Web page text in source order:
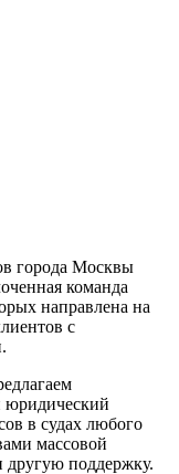
города Москвы
команда
направлена на
с
юридический
в судах любого
массовой
поддержку.